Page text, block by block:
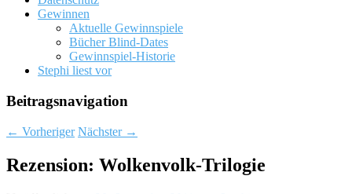
Gewinnen
Aktuelle Gewinnspiele
Bücher Blind-Dates
Gewinnspiel-Historie
Stephi liest vor
Beitragsnavigation
← Vorheriger Nächster →
Rezension: Wolkenvolk-Trilogie